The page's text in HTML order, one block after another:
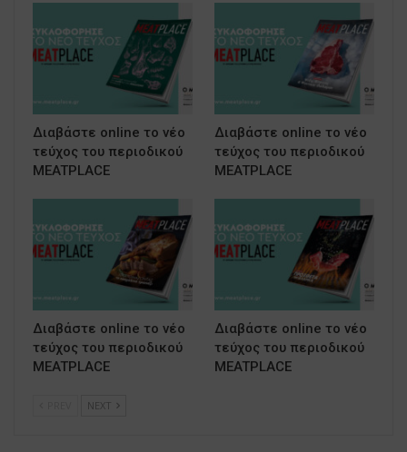
Διαβάστε online το νέο
τεύχος του περιοδικού
MEATPLACE
Διαβάστε online το νέο
τεύχος του περιοδικού
MEATPLACE
Διαβάστε online το νέο
τεύχος του περιοδικού
MEATPLACE
Διαβάστε online το νέο
τεύχος του περιοδικού
MEATPLACE
NEXT